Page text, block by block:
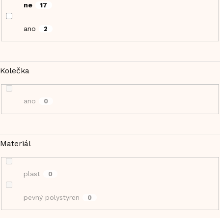
ne 17
ano 2
Kolečka
ano 0
Materiál
plast 0
pevný polystyren 0